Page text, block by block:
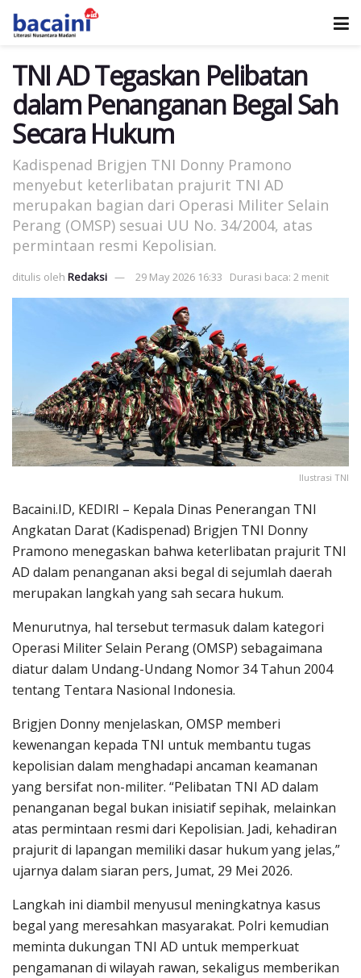
TNI AD Tegaskan Pelibatan
dalam Penanganan Begal Sah
Secara Hukum
Kadispenad Brigjen TNI Donny Pramono
menyebut keterlibatan prajurit TNI AD
merupakan bagian dari Operasi Militer Selain
Perang (OMSP) sesuai UU No. 34/2004, atas
permintaan resmi Kepolisian.
ditulis oleh Redaksi 29 May 2026 16:33 Durasi baca: 2 menit
Ilustrasi TNI
Bacaini.ID, KEDIRI – Kepala Dinas Penerangan TNI
Angkatan Darat (Kadispenad) Brigjen TNI Donny
Pramono menegaskan bahwa keterlibatan prajurit TNI
AD dalam penanganan aksi begal di sejumlah daerah
merupakan langkah yang sah secara hukum.
Menurutnya, hal tersebut termasuk dalam kategori
Operasi Militer Selain Perang (OMSP) sebagaimana
diatur dalam Undang-Undang Nomor 34 Tahun 2004
tentang Tentara Nasional Indonesia.
Brigjen Donny menjelaskan, OMSP memberi
kewenangan kepada TNI untuk membantu tugas
kepolisian dalam menghadapi ancaman keamanan
yang bersifat non-militer. “Pelibatan TNI AD dalam
penanganan begal bukan inisiatif sepihak, melainkan
atas permintaan resmi dari Kepolisian. Jadi, kehadiran
prajurit di lapangan memiliki dasar hukum yang jelas,”
ujarnya dalam siaran pers, Jumat, 29 Mei 2026.
Langkah ini diambil menyusul meningkatnya kasus
begal yang meresahkan masyarakat. Polri kemudian
meminta dukungan TNI AD untuk memperkuat
pengamanan di wilayah rawan, sekaligus memberikan